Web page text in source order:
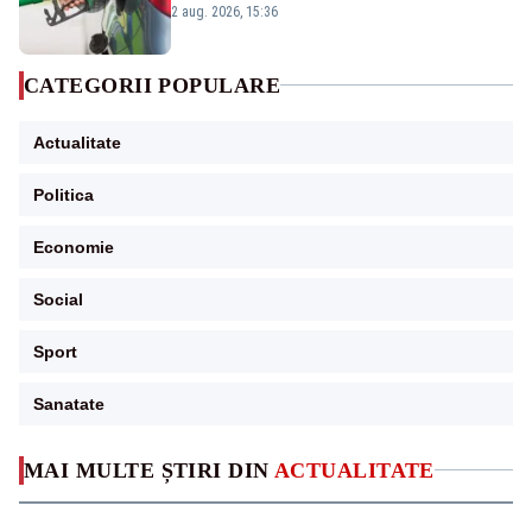
MAI MULTE ȘTIRI DIN ACTUALITATE
2 aug. 2026, 15:36
CATEGORII POPULARE
Actualitate
Politica
Economie
Social
Sport
Sanatate